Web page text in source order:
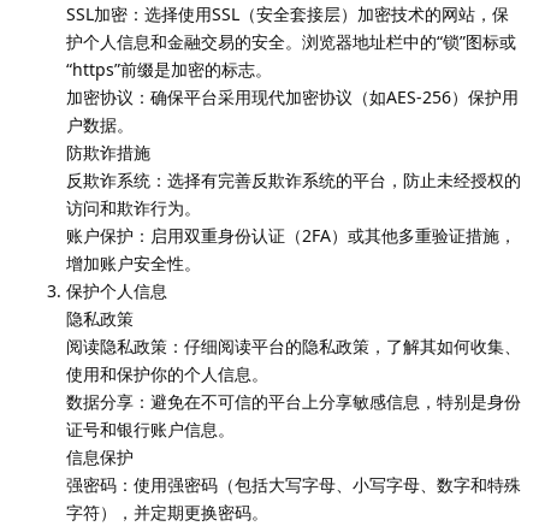
SSL加密：选择使用SSL（安全套接层）加密技术的网站，保
护个人信息和金融交易的安全。浏览器地址栏中的“锁”图标或
“https”前缀是加密的标志。
加密协议：确保平台采用现代加密协议（如AES-256）保护用
户数据。
防欺诈措施
反欺诈系统：选择有完善反欺诈系统的平台，防止未经授权的
访问和欺诈行为。
账户保护：启用双重身份认证（2FA）或其他多重验证措施，
增加账户安全性。
保护个人信息
隐私政策
阅读隐私政策：仔细阅读平台的隐私政策，了解其如何收集、
使用和保护你的个人信息。
数据分享：避免在不可信的平台上分享敏感信息，特别是身份
证号和银行账户信息。
信息保护
强密码：使用强密码（包括大写字母、小写字母、数字和特殊
字符），并定期更换密码。